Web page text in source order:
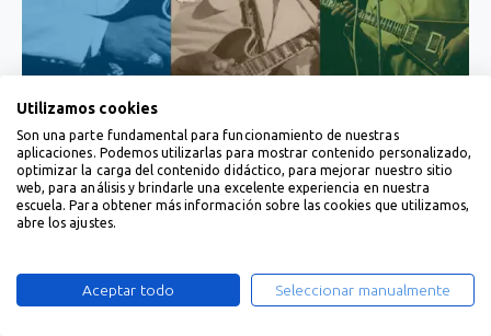
Utilizamos cookies
Son una parte fundamental para funcionamiento de nuestras
aplicaciones. Podemos utilizarlas para mostrar contenido personalizado,
optimizar la carga del contenido didáctico, para mejorar nuestro sitio
web, para análisis y brindarle una excelente experiencia en nuestra
escuela. Para obtener más información sobre las cookies que utilizamos,
abre los ajustes.
Aceptar todo Seleccionar manualmente